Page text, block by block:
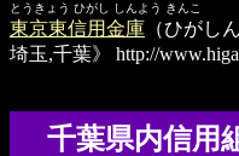
とうきょう ひがし しんよう きんこ
東京東信用金庫 （ひがし
埼玉,千葉》
http://
千葉県内信用